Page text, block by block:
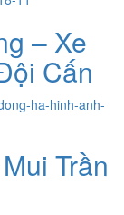
– Xe
Cấn
Trần